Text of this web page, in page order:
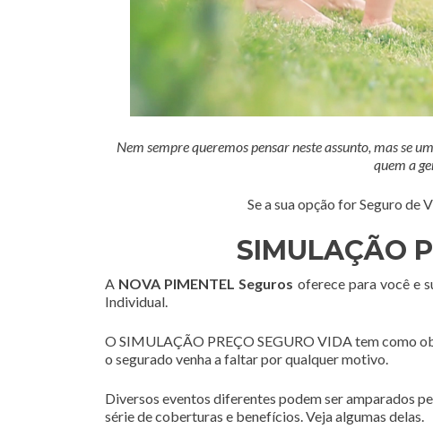
Nem sempre queremos pensar neste assunto, mas se
quem a
Se a sua opção for Seguro de
SIMULAÇÃO
A NOVA PIMENTEL Seguros oferece para você e
Individual.
O SIMULAÇÃO PREÇO SEGURO VIDA tem como
o segurado venha a faltar por qualquer motivo.
Diversos eventos diferentes podem ser amparados
série de coberturas e benefícios. Veja algumas delas.